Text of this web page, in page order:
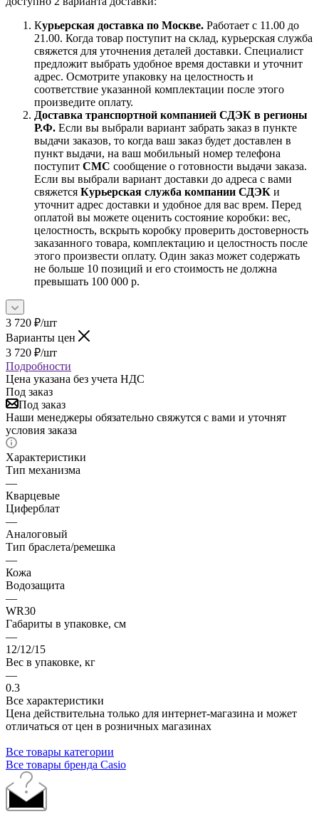
Курьерская доставка по Москве. Работает с 11.00 до
21.00. Когда товар поступит на склад, курьерская служба
свяжется для уточнения деталей доставки. Специалист
предложит выбрать удобное время доставки и уточнит
адрес. Осмотрите упаковку на целостность и
соответствие указанной комплектации после этого
произведите оплату.
Доставка транспортной компанией СДЭК в регионы
Р.Ф. Если вы выбрали вариант забрать заказ в пункте
выдачи заказов, то когда ваш заказ будет доставлен в
пункт выдачи, на ваш мобильный номер телефона
поступит СМС сообщение о готовности выдачи заказа.
Если вы выбрали вариант доставки до адреса с вами
свяжется Курьерская служба компании СДЭК и
уточнит адрес доставки и удобное для вас врем. Перед
оплатой вы можете оценить состояние коробки: вес,
целостность, вскрыть коробку проверить достоверность
заказанного товара, комплектацию и целостность после
этого произвести оплату. Один заказ может содержать
не больше 10 позиций и его стоимость не должна
превышать 100 000 р.
3 720 ₽/шт
Варианты цен
3 720 ₽/шт
Подробности
Цена указана без учета НДС
Под заказ
Под заказ
Наши менеджеры обязательно свяжутся с вами и уточнят
условия заказа
Характеристики
Тип механизма
—
Кварцевые
Циферблат
—
Аналоговый
Тип браслета/ремешка
—
Кожа
Водозащита
—
WR30
Габариты в упаковке, см
—
12/12/15
Вес в упаковке, кг
—
0.3
Все характеристики
Цена действительна только для интернет-магазина и может
отличаться от цен в розничных магазинах
Все товары категории
Все товары бренда Casio